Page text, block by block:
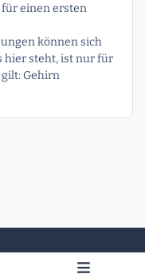
für einen ersten
können sich
hier steht, ist nur für
Gehirn